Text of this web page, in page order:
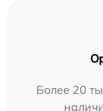
Более 20